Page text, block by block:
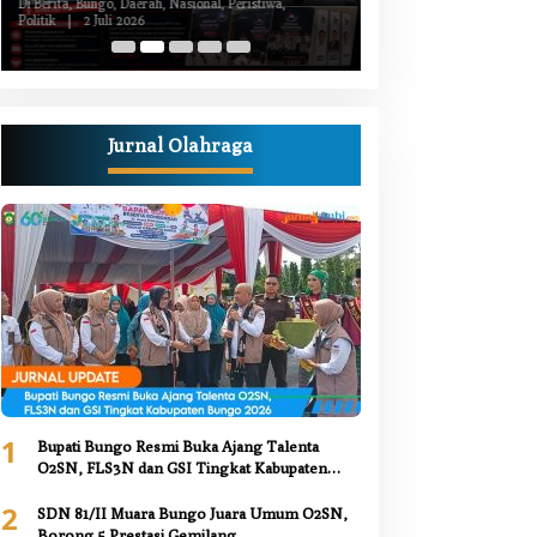
Di Berita, Bungo, Daerah, Nasional, Peristiwa,
Politik
| 2 Juli 2026
Jurnal Olahraga
1
Bupati Bungo Resmi Buka Ajang Talenta
O2SN, FLS3N dan GSI Tingkat Kabupaten
2
SDN 81/II Muara Bungo Juara Umum O2SN,